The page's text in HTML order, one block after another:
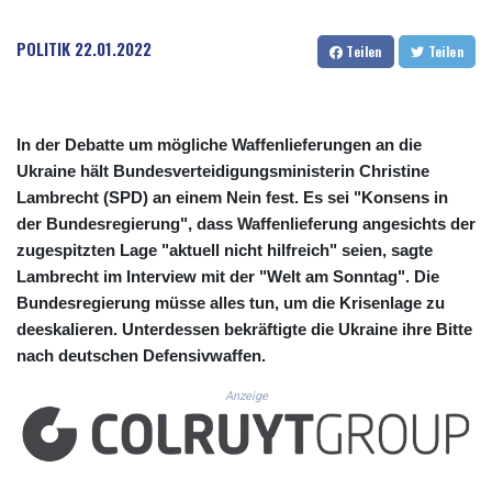
CVE 110.26363
DOP 67.289164
DZD 152.967099
EGP 57.293288
ERN 17.342035
ETB 186.049588
FJD 2.553384
FKP 0.857252
GEL 3.017966
GGP 0.857252
GHS 13.526832
GIP 0.857252
GMD 84.980421
POLITIK 22.01.2022 Teilen Teilen
In der Debatte um mögliche Waffenlieferungen an die
Ukraine hält Bundesverteidigungsministerin Christine
Lambrecht (SPD) an einem Nein fest. Es sei "Konsens in
der Bundesregierung", dass Waffenlieferung angesichts der
zugespitzten Lage "aktuell nicht hilfreich" seien, sagte
Lambrecht im Interview mit der "Welt am Sonntag". Die
Bundesregierung müsse alles tun, um die Krisenlage zu
deeskalieren. Unterdessen bekräftigte die Ukraine ihre Bitte
nach deutschen Defensivwaffen.
Anzeige